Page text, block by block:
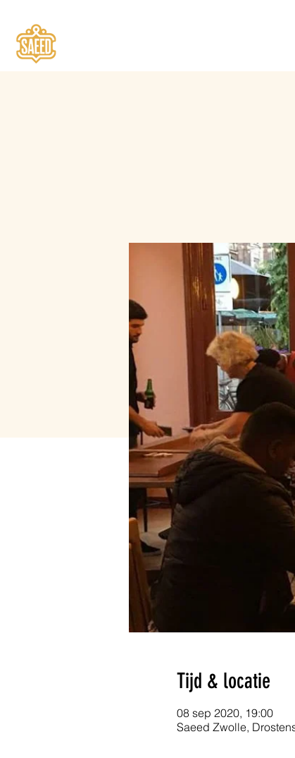
Tijd & locatie
08 sep 2020, 19:00
Saeed Zwolle,